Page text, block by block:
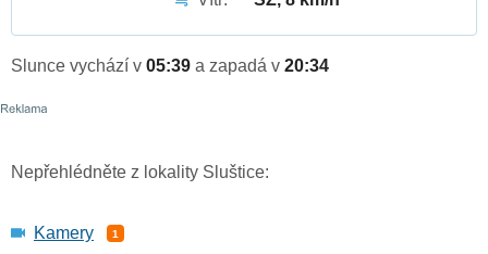
Slunce vychází v 05:39 a zapadá v 20:34
Nepřehlédněte z lokality Sluštice:
Kamery 1